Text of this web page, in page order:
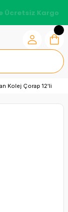
Ücretsiz Kargo
Kolej Çorap 12'li